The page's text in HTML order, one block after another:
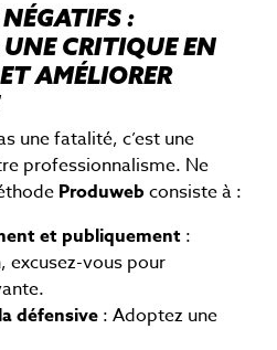
NÉGATIFS :
CRITIQUE EN
AMÉLIORER
une fatalité, c’est une
professionnalisme. Ne
Produweb consiste à :
et publiquement :
excusez-vous pour
défensive : Adoptez une